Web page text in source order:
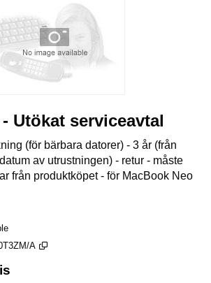
Utökat serviceavtal
(för bärbara datorer) - 3 år (från
av utrustningen) - retur - måste
från produktköpet - för MacBook Neo
A